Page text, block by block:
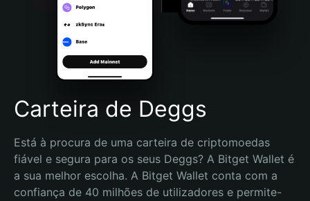
Português (Brasil)
Español (Argentina)
Carteira de Deggs
Está à procura de uma carteira de criptomoedas
fiável e segura para os seus Deggs? A Bitget Wallet é
a sua melhor escolha. A Bitget Wallet conta com a
confiança de 40 milhões de utilizadores e permite-